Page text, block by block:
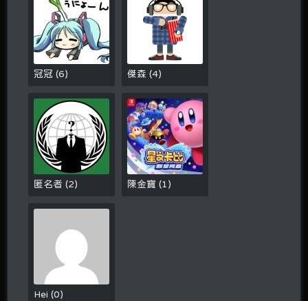
冠冠(6) 傑森(4)
匿名者(2) 陳金寶(1 )
Hei(0)